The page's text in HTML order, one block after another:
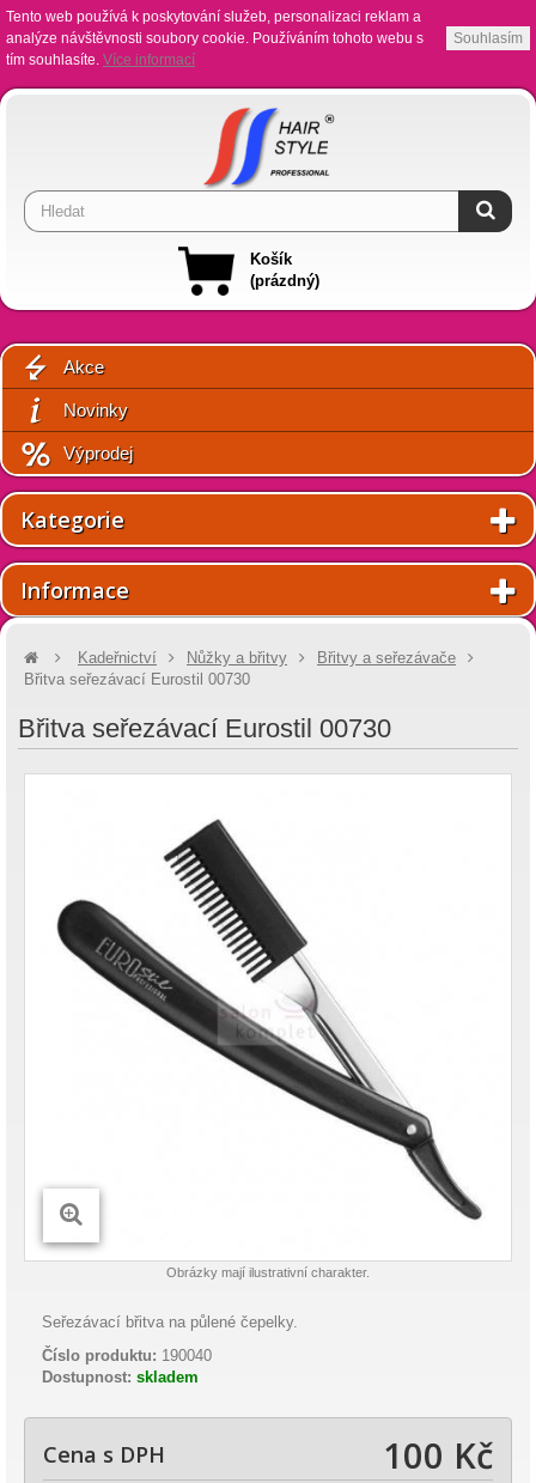
Tento web používá k poskytování služeb, personalizaci reklam a
analýze návštěvnosti soubory cookie. Používáním tohoto webu s
tím souhlasíte. Více informací
Souhlasím
Košík
(prázdný)
Akce
Novinky
Výprodej
Kategorie
Informace
Kadeřnictví Nůžky a břitvy
Břitvy a seřezávače
Břitva seřezávací Eurostil 00730
Břitva seřezávací Eurostil 00730
Obrázky mají ilustrativní charakter.
Seřezávací břitva na půlené čepelky.
Číslo produktu: 190040
Dostupnost: skladem
Cena s DPH 100 Kč